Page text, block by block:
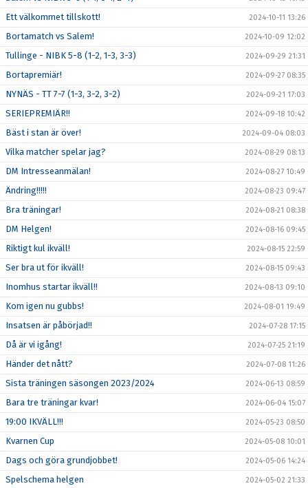
Ett välkommet tillskott! 2024-10-11 13:26
Bortamatch vs Salem! 2024-10-09 12:02
Tullinge - NIBK 5-8 (1-2, 1-3, 3-3) 2024-09-29 21:31
Bortapremiär! 2024-09-27 08:35
NYNÄS - TT 7-7 (1-3, 3-2, 3-2) 2024-09-21 17:03
SERIEPREMIÄR!! 2024-09-18 10:42
Bäst i stan är över! 2024-09-04 08:03
Vilka matcher spelar jag? 2024-08-29 08:13
DM Intresseanmälan! 2024-08-27 10:49
Ändring!!!!! 2024-08-23 09:47
Bra träningar! 2024-08-21 08:38
DM Helgen! 2024-08-16 09:45
Riktigt kul ikväll! 2024-08-15 22:59
Ser bra ut för ikväll! 2024-08-15 09:43
Inomhus startar ikväll!! 2024-08-13 09:10
Kom igen nu gubbs! 2024-08-01 19:49
Insatsen är påbörjad!! 2024-07-28 17:15
Då är vi igång! 2024-07-25 21:19
Händer det nått? 2024-07-08 11:26
Sista träningen säsongen 2023/2024 2024-06-13 08:59
Bara tre träningar kvar! 2024-06-04 15:07
19:00 IKVÄLL!!! 2024-05-23 08:50
Kvarnen Cup 2024-05-08 10:01
Dags och göra grundjobbet! 2024-05-06 14:24
Spelschema helgen 2024-05-02 21:33